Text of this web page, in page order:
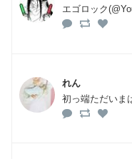
エゴロック
れん
初っ端ただいま